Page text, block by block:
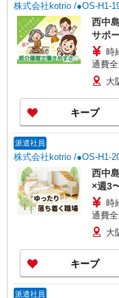
株式会社kotrio /●OS-H1-
西中
サポ
時
通費
大
キープ
派遣社員
株式会社kotrio /●OS-H1-
西中
×週3
時
通費
大
キープ
派遣社員